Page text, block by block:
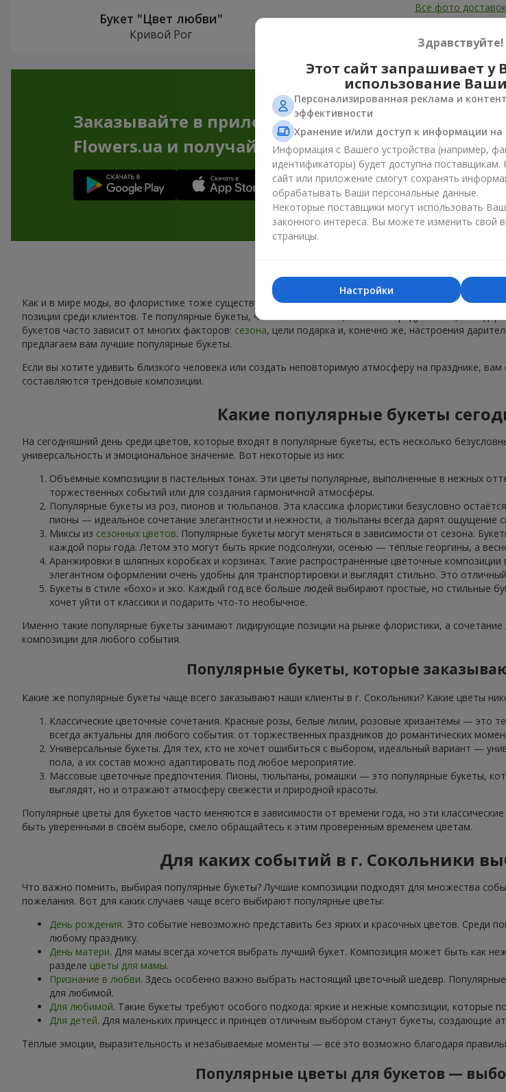
Букет "Цвет любви"
Кривой Рог
Все фото доставок
Заказывайте в приложении
Flowers.ua и получайте бонусы
Популярные букеты —
Как и в мире моды, во флористике тоже существуют свои тренды. Каждый год появляются новые
позиции среди клиентов. Те популярные букеты, что сейчас на пике, не только радуют глаз, но и
букетов часто зависит от многих факторов: сезона, цели подарка и, конечно же, настроения
предлагаем вам лучшие популярные букеты.
Если вы хотите удивить близкого человека или создать неповторимую атмосферу на празднике,
составляются трендовые композиции.
Какие популярные букеты
На сегодняшний день среди цветов, которые входят в популярные букеты, есть несколько
универсальность и эмоциональное значение. Вот некоторые из них:
Объёмные композиции в пастельных тонах. Эти цветы популярные, выполненные в нежных
торжественных событий или для создания гармоничной атмосферы.
Популярные букеты из роз, пионов и тюльпанов. Эта классика флористики безусловно
пионы — идеальное сочетание элегантности и нежности, а тюльпаны всегда дарят ощущение
Миксы из сезонных цветов. Популярные букеты могут меняться в зависимости от сезона.
каждой поры года. Летом это могут быть яркие подсолнухи, осенью — тёплые георгины, а
Аранжировки в шляпных коробках и корзинах. Такие распространённые цветочные
элегантном оформлении очень удобны для транспортировки и выглядят стильно. Это
Букеты в стиле «бохо» и эко. Каждый год всё больше людей выбирают простые, но стильные
хочет уйти от классики и подарить что-то необычное.
Именно такие популярные букеты занимают лидирующие позиции на рынке флористики, а
композиции для любого события.
Популярные букеты, которые
Какие же популярные букеты чаще всего заказывают наши клиенты в г. Сокольники? Какие цветы
Классические цветочные сочетания. Красные розы, белые лилии, розовые хризантемы — это
всегда актуальны для любого события: от торжественных праздников до романтических
Универсальные букеты. Для тех, кто не хочет ошибиться с выбором, идеальный вариант —
пола, а их состав можно адаптировать под любое мероприятие.
Массовые цветочные предпочтения. Пионы, тюльпаны, ромашки — это популярные букеты,
выглядят, но и отражают атмосферу свежести и природной красоты.
Популярные цветы для букетов часто меняются в зависимости от времени года, но эти
быть уверенными в своём выборе, смело обращайтесь к этим проверенным временем цветам.
Для каких событий в г. Сокольники
Что важно помнить, выбирая популярные букеты? Лучшие композиции подходят для множества
пожелания. Вот для каких случаев чаще всего выбирают популярные цветы:
День рождения. Это событие невозможно представить без ярких и красочных цветов. Среди
любому празднику.
День матери. Для мамы всегда хочется выбрать лучший букет. Композиция может быть как
разделе цветы для мамы.
Признание в любви. Здесь особенно важно выбрать настоящий цветочный шедевр.
для любимой.
Для любимой. Такие букеты требуют особого подхода: яркие и нежные композиции, которые
Для детей. Для маленьких принцесс и принцев отличным выбором станут букеты, создающие
Тёплые эмоции, выразительность и незабываемые моменты — всё это возможно благодаря
Популярные цветы для букетов —
Здравствуйте!
Этот сайт запрашивает у
использование
Персонализированная реклама и
эффективности
Хранение и/или доступ к информации
Информация с Вашего устройства (например,
идентификаторы) будет доступна
сайт или приложение смогут сохранять
обрабатывать Ваши персональные данные.
Некоторые поставщики могут использовать
законного интереса. Вы можете изменить свой
страницы.
Настройки